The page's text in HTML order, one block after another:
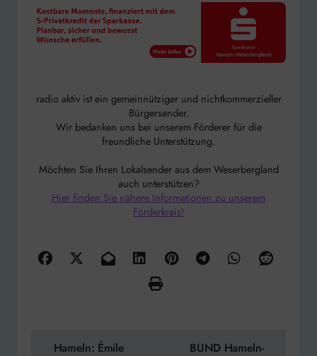
radio aktiv ist ein gemeinnütziger und nichtkommerzieller
Bürgersender.
Wir bedanken uns bei unserem Förderer für die
freundliche Unterstützung.
Möchten Sie Ihren Lokalsender aus dem Weserbergland
auch unterstützen?
Hier finden Sie nähere Informationen zu unserem
Förderkreis!
Beitragsnavigation
Hameln: Émile
BUND Hameln-